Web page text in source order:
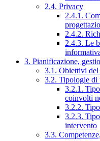
2.4. Privacy
2.4.1.
2.4.2.
2.4.3. Le
3. Pianificazione,
3.1. Obiettivi del
3.2. Tipologie di
3.2.1.
coinvolti
3.2.2.
3.2.3.
intervento
3.3.